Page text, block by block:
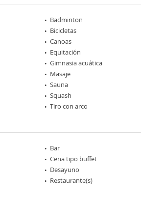
Badminton
Bicicletas
Canoas
Equitación
Gimnasia acuática
Masaje
Sauna
Squash
Tiro con arco
Bar
Cena tipo buffet
Desayuno
Restaurante(s)